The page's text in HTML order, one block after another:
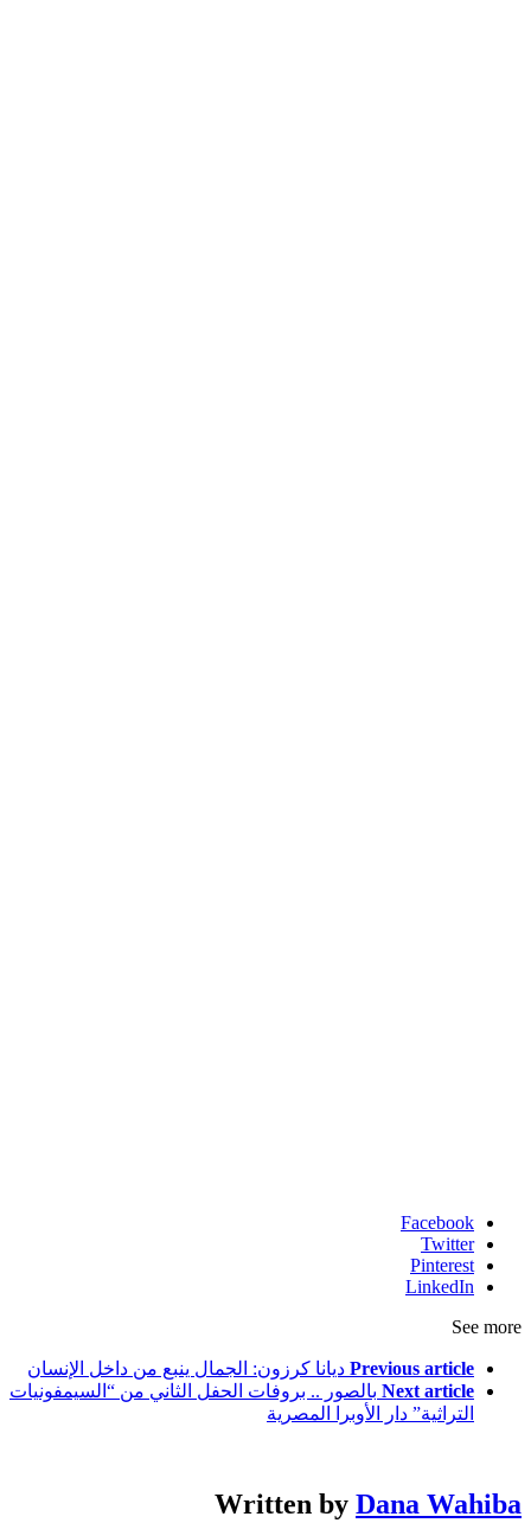
Facebook
Twitter
Pinterest
LinkedIn
See more
Previous article ديانا كرزون: الجمال ينبع من داخل الإنسان
Next article بالصور .. بروفات الحفل الثاني من “السيمفونيات
التراثية” دار الأوبرا المصرية
Written by Dana Wahiba